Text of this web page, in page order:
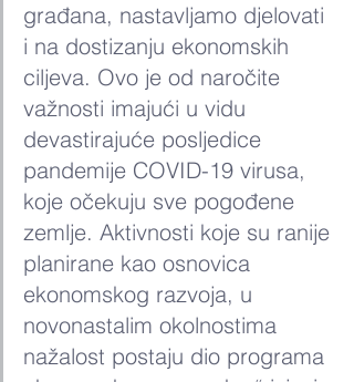
građana, nastavljamo djelovati
i na dostizanju ekonomskih
ciljeva. Ovo je od naročite
važnosti imajući u vidu
devastirajuće posljedice
pandemije COVID-19 virusa,
koje očekuju sve pogođene
zemlje. Aktivnosti koje su ranije
planirane kao osnovica
ekonomskog razvoja, u
novonastalim okolnostima
nažalost postaju dio programa